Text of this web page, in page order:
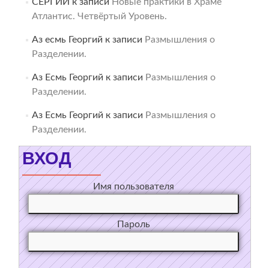
Атлантис. Четвёртый Уровень.
Аз есмь Георгий к записи Размышления о
Разделении.
Аз Есмь Георгий к записи Размышления о
Разделении.
Аз Есмь Георгий к записи Размышления о
Разделении.
ВХОД
Имя пользователя
Пароль